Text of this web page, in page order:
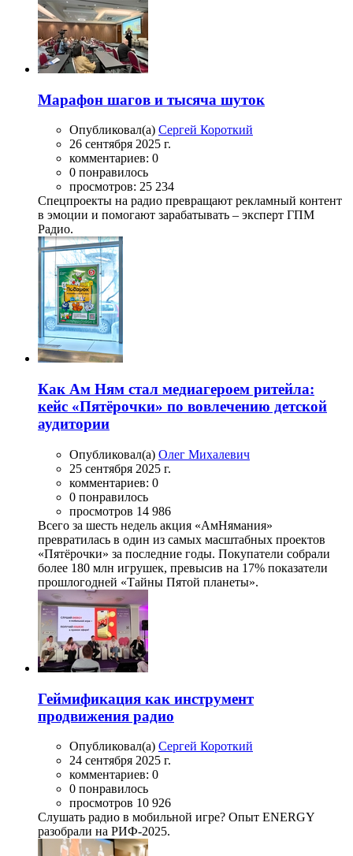
Марафон шагов и тысяча шуток
Опубликовал(а) Сергей Короткий
26 сентября 2025 г.
комментариев: 0
0 понравилось
просмотров: 25 234
Спецпроекты на радио превращают рекламный контент
в эмоции и помогают зарабатывать – эксперт ГПМ
Радио.
Как Ам Ням стал медиагероем ритейла:
кейс «Пятёрочки» по вовлечению детской
аудитории
Опубликовал(а) Олег Михалевич
25 сентября 2025 г.
комментариев: 0
0 понравилось
просмотров 14 986
Всего за шесть недель акция «АмНямания»
превратилась в один из самых масштабных проектов
«Пятёрочки» за последние годы. Покупатели собрали
более 180 млн игрушек, превысив на 17% показатели
прошлогодней «Тайны Пятой планеты».
Геймификация как инструмент
продвижения радио
Опубликовал(а) Сергей Короткий
24 сентября 2025 г.
комментариев: 0
0 понравилось
просмотров 10 926
Слушать радио в мобильной игре? Опыт ENERGY
разобрали на РИФ-2025.